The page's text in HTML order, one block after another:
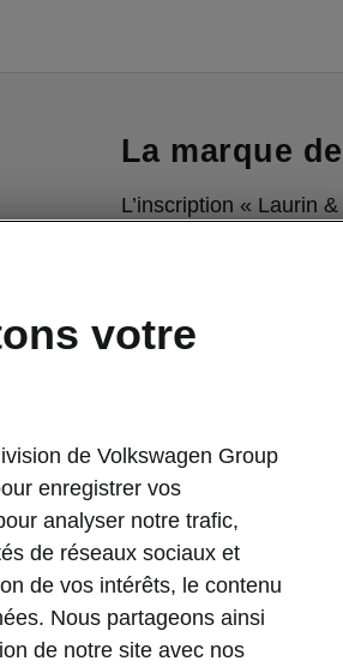
La marque
L’inscription « Laurin
caractéristiques
de se distinguer
finition. L’élégant
indique qu’il s’agit
votre
de Volkswagen Group
enregistrer vos
analyser notre trafic,
de réseaux sociaux et
de vos intérêts, le contenu
Nous partageons ainsi
de notre site avec nos